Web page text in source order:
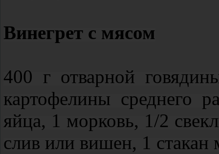
Винегрет с мясом
400 г отварной
картофелины среднего
яйца, 1 морковь, 1/2
слив или вишен, 1 стакан